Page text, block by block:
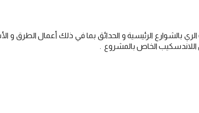
بالشوارع الرئيسية و الحدائق بما في ذلك أعمال الطرق و
اللاندسكيب الخاص بالمشروع .